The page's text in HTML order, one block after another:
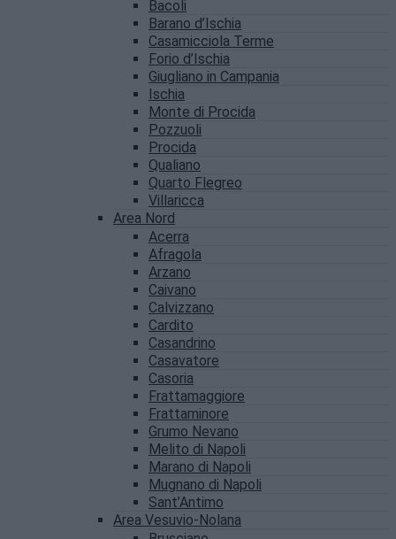
Bacoli
Barano d’Ischia
Casamicciola Terme
Forio d’Ischia
Giugliano in Campania
Ischia
Monte di Procida
Pozzuoli
Procida
Qualiano
Quarto Flegreo
Villaricca
Area Nord
Acerra
Afragola
Arzano
Caivano
Calvizzano
Cardito
Casandrino
Casavatore
Casoria
Frattamaggiore
Frattaminore
Grumo Nevano
Melito di Napoli
Marano di Napoli
Mugnano di Napoli
Sant’Antimo
Area Vesuvio-Nolana